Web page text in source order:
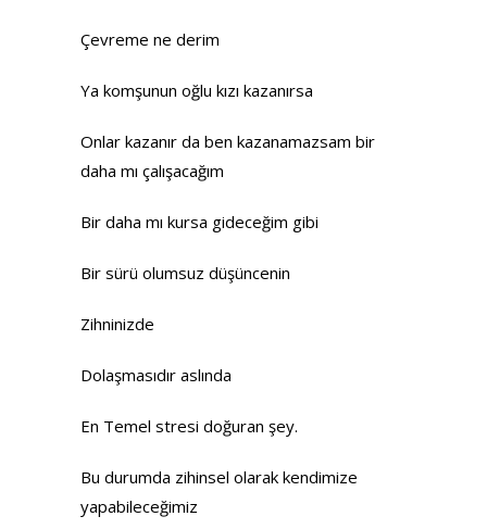
Çevreme ne derim
Ya komşunun oğlu kızı kazanırsa
Onlar kazanır da ben kazanamazsam bir
daha mı çalışacağım
Bir daha mı kursa gideceğim gibi
Bir sürü olumsuz düşüncenin
Zihninizde
Dolaşmasıdır aslında
En Temel stresi doğuran şey.
Bu durumda zihinsel olarak kendimize
yapabileceğimiz